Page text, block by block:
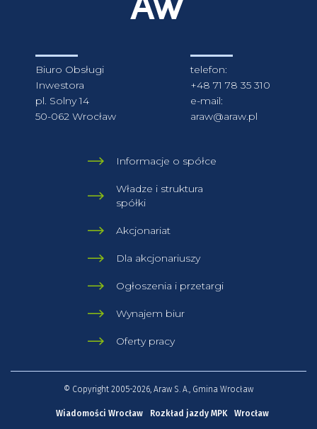
Biuro Obsługi
Inwestora
pl. Solny 14
50-062 Wrocław
telefon:
+48 71 78 35 310
e-mail:
araw@araw.pl
Informacje o spółce
Władze i struktura
spółki
Akcjonariat
Dla akcjonariuszy
Ogłoszenia i przetargi
Wynajem biur
Oferty pracy
© Copyright 2005-2026, Araw S. A., Gmina Wrocław
Wiadomości Wrocław Rozkład jazdy MPK Wrocław